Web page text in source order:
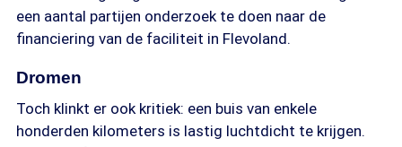
een aantal partijen onderzoek te doen naar de
financiering van de faciliteit in Flevoland.
Dromen
Toch klinkt er ook kritiek: een buis van enkele
honderden kilometers is lastig luchtdicht te krijgen.